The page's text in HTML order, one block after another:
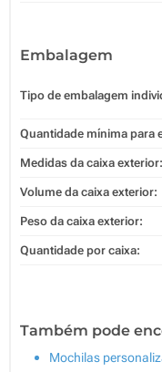
Embalagem
Tipo de embalagem
Quantidade mínima para
Medidas da caixa exterior:
Volume da caixa exterior:
Peso da caixa exterior:
Quantidade por caixa:
Também pode
Mochilas